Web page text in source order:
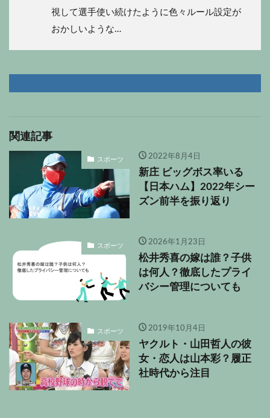
視して選手使い続けたように色々ルール設定が
おかしいような…
関連記事
スポーツ 2022年8月4日
新庄 ビッグボス率いる
【日本ハム】2022年シー
ズン前半を振り返り
スポーツ 2026年1月23日
松井秀喜の嫁は誰？子供
は何人？徹底したプライ
バシー管理についても
スポーツ 2019年10月4日
ヤクルト・山田哲人の彼
女・恋人は山本彩？履正
社時代から注目